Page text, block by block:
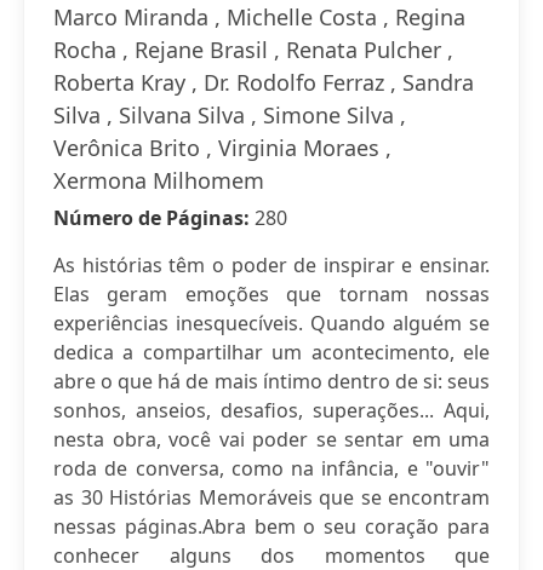
Marco Miranda , Michelle Costa , Regina
Rocha , Rejane Brasil , Renata Pulcher ,
Roberta Kray , Dr. Rodolfo Ferraz , Sandra
Silva , Silvana Silva , Simone Silva ,
Verônica Brito , Virginia Moraes ,
Xermona Milhomem
Número de Páginas: 280
As histórias têm o poder de inspirar e ensinar.
Elas geram emoções que tornam nossas
experiências inesquecíveis. Quando alguém se
dedica a compartilhar um acontecimento, ele
abre o que há de mais íntimo dentro de si: seus
sonhos, anseios, desafios, superações... Aqui,
nesta obra, você vai poder se sentar em uma
roda de conversa, como na infância, e "ouvir"
as 30 Histórias Memoráveis que se encontram
nessas páginas.Abra bem o seu coração para
conhecer alguns dos momentos que